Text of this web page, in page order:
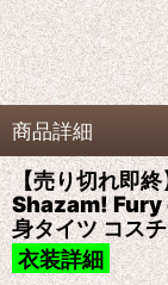
商品詳細
【売り切れ即
Shazam! Fury
身タイツ コス
衣装詳細